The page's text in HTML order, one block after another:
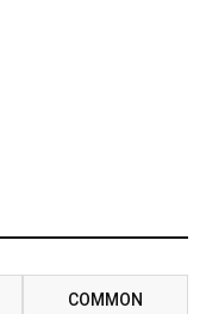
COMMON